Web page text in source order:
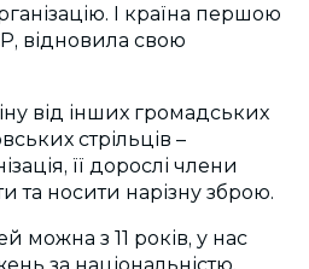
І країна першою
відновила свою
від інших громадських
стрільців –
її дорослі члени
та носити нарізну зброю.
можна з 11 років, у нас